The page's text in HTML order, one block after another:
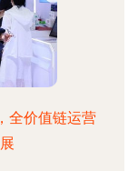
全价值链运营